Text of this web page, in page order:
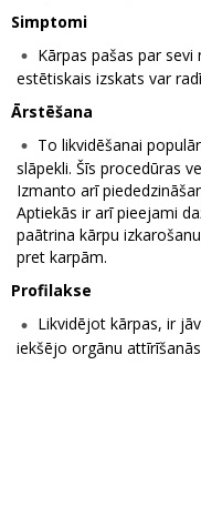
Simptomi
Kārpas pašas par
estētiskais izskats var
Ārstēšana
To likvidēšanai
slāpekli. Šīs procedūras
Izmanto arī
Aptiekās ir arī pieejami
paātrina kārpu
pret karpām.
Profilakse
Likvidējot kārpas, ir
iekšējo orgānu